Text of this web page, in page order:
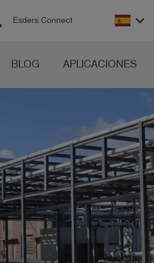
Esders Connect keyboard_arrow_down
BLOG APLICACIONES